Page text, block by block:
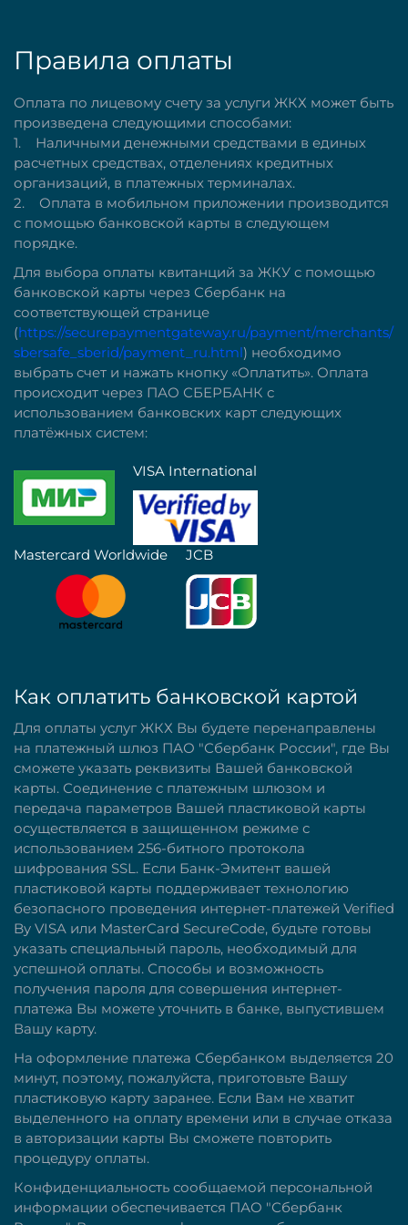
Правила оплаты
Оплата по лицевому счету за услуги ЖКХ может быть
произведена следующими способами:
1. Наличными денежными средствами в единых
расчетных средствах, отделениях кредитных
организаций, в платежных терминалах.
2. Оплата в мобильном приложении производится
с помощью банковской карты в следующем
порядке.
Для выбора оплаты квитанций за ЖКУ с помощью
банковской карты через Сбербанк на
соответствующей странице
(https://securepaymentgateway.ru/payment/merchants/
sbersafe_sberid/payment_ru.html) необходимо
выбрать счет и нажать кнопку «Оплатить». Оплата
происходит через ПАО СБЕРБАНК с
использованием банковских карт следующих
платёжных систем:
VISA International
Mastercard Worldwide JCB
Как оплатить банковской картой
Для оплаты услуг ЖКХ Вы будете перенаправлены
на платежный шлюз ПАО "Сбербанк России", где Вы
сможете указать реквизиты Вашей банковской
карты. Соединение с платежным шлюзом и
передача параметров Вашей пластиковой карты
осуществляется в защищенном режиме с
использованием 256-битного протокола
шифрования SSL. Если Банк-Эмитент вашей
пластиковой карты поддерживает технологию
безопасного проведения интернет-платежей Verified
By VISA или MasterCard SecureCode, будьте готовы
указать специальный пароль, необходимый для
успешной оплаты. Способы и возможность
получения пароля для совершения интернет-
платежа Вы можете уточнить в банке, выпустившем
Вашу карту.
На оформление платежа Сбербанком выделяется 20
минут, поэтому, пожалуйста, приготовьте Вашу
пластиковую карту заранее. Если Вам не хватит
выделенного на оплату времени или в случае отказа
в авторизации карты Вы сможете повторить
процедуру оплаты.
Конфиденциальность сообщаемой персональной
информации обеспечивается ПАО "Сбербанк